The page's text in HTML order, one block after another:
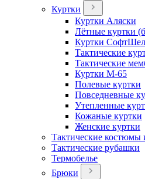
Куртки
Куртки Аляски
Лётные куртки
Куртки
Тактические
Тактические
Куртки М-65
Полевые куртки
Повседневные
Утепленные
Кожаные куртки
Женские куртки
Тактические костюмы
Тактические рубашки
Термобелье
Брюки